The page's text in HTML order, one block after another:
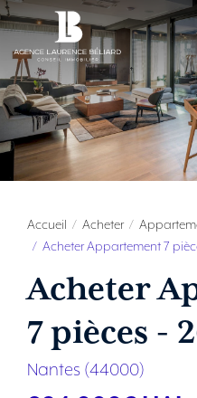
Accueil Acheter
Acheter Appartement 7
Acheter
7 pièces -
Nantes (44000)